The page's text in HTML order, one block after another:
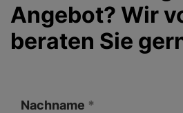
Angebot? Wir
beraten Sie
Nachname